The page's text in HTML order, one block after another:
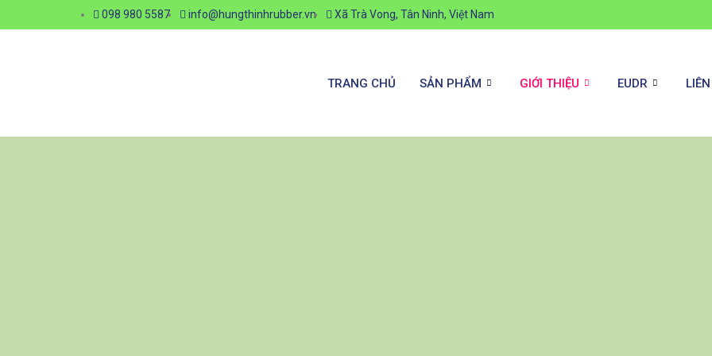
098 980 5587 info@hungthinhrubber.vn Xã Trà Vong, Tân Ninh, Việt Nam
TRANG CHỦ SẢN PHẨM GIỚI THIỆU EUDR